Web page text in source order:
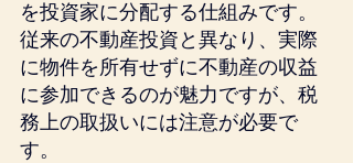
を投資家に分配する仕組みです。
従来の不動産投資と異なり、実際
に物件を所有せずに不動産の収益
に参加できるのが魅力ですが、税
務上の取扱いには注意が必要で
す。